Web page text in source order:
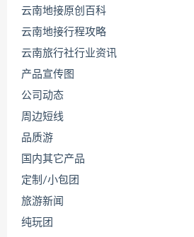
云南地接原创百科
云南地接行程攻略
云南旅行社行业资讯
产品宣传图
公司动态
周边短线
品质游
国内其它产品
定制/小包团
旅游新闻
纯玩团